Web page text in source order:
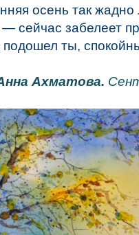
осень так жадно
— сейчас забелеет
подошел ты,
Ахматова.